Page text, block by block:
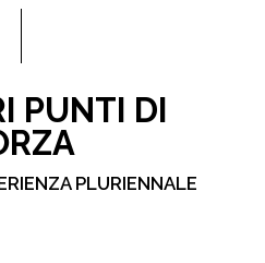
PUNTI DI
PLURIENNALE